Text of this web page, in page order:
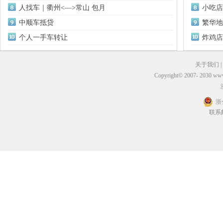
人找车｜衢州<––>常山 包月
中顺车抵贷
个人一手车转让
小吃
繁华
炸鸡
关于我们
Copyright© 2007- 2030
浙
联系